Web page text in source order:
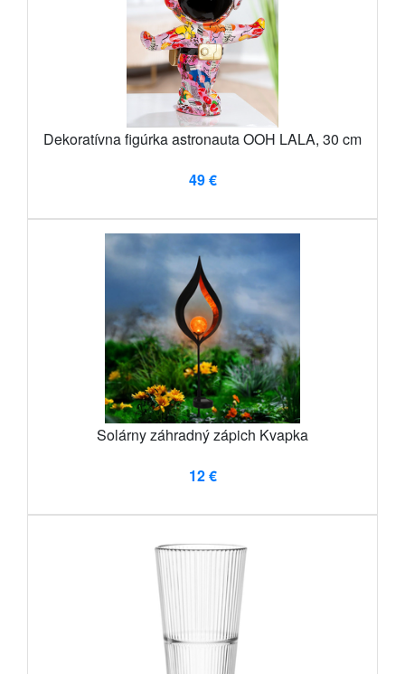
Dekoratívna figúrka astronauta OOH LALA, 30 cm
49 €
Solárny záhradný zápich Kvapka
12 €